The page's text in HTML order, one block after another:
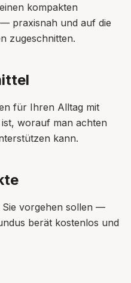
kompakten
praxisnah und auf die
zugeschnitten.
für Ihren Alltag mit
worauf man achten
kann.
Sie vorgehen sollen —
berät kostenlos und